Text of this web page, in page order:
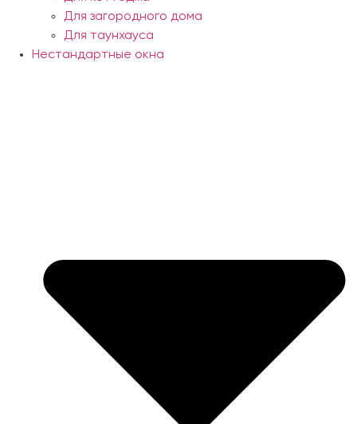
Для загородного дома
Для таунхауса
Нестандартные окна